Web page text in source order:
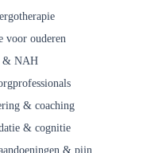
voor ouderen
& NAH
& coaching
& cognitie
& pijn